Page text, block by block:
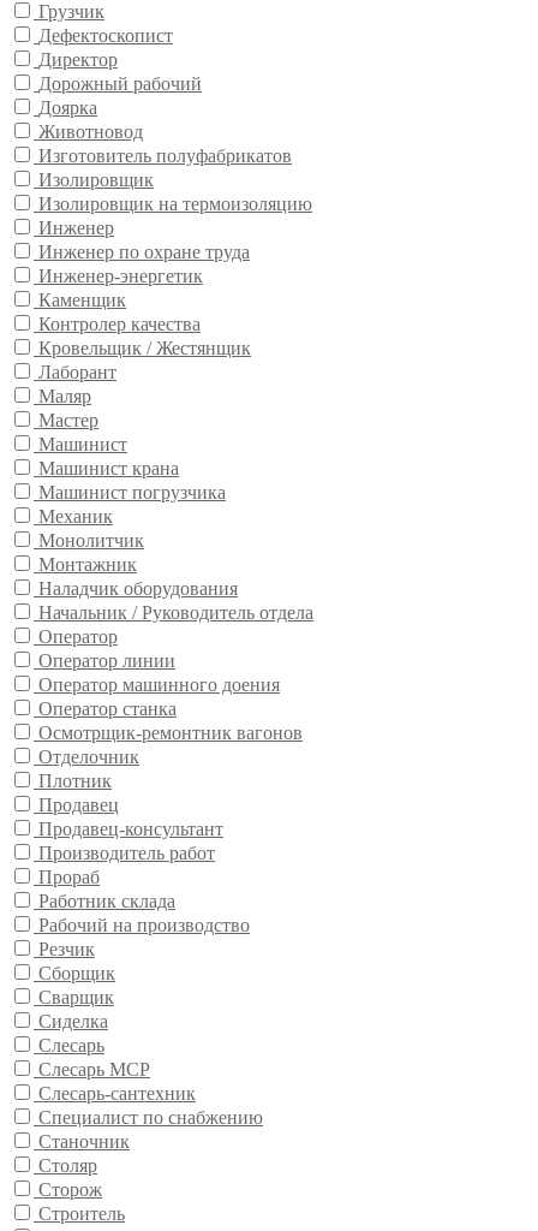
Грузчик
Дефектоскопист
Директор
Дорожный рабочий
Доярка
Животновод
Изготовитель полуфабрикатов
Изолировщик
Изолировщик на термоизоляцию
Инженер
Инженер по охране труда
Инженер-энергетик
Каменщик
Контролер качества
Кровельщик / Жестянщик
Лаборант
Маляр
Мастер
Машинист
Машинист крана
Машинист погрузчика
Механик
Монолитчик
Монтажник
Наладчик оборудования
Начальник / Руководитель отдела
Оператор
Оператор линии
Оператор машинного доения
Оператор станка
Осмотрщик-ремонтник вагонов
Отделочник
Плотник
Продавец
Продавец-консультант
Производитель работ
Прораб
Работник склада
Рабочий на производство
Резчик
Сборщик
Сварщик
Сиделка
Слесарь
Слесарь МСР
Слесарь-сантехник
Специалист по снабжению
Станочник
Столяр
Сторож
Строитель